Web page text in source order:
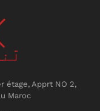
étage, Apprt NO 2,
Maroc